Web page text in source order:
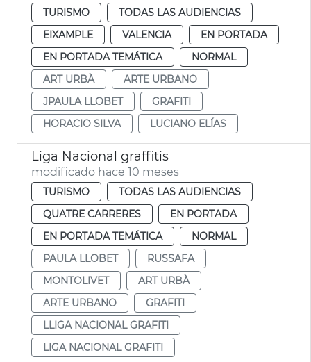
TURISMO
TODAS LAS AUDIENCIAS
EIXAMPLE
VALENCIA
EN PORTADA
EN PORTADA TEMÁTICA
NORMAL
ART URBÀ
ARTE URBANO
JPAULA LLOBET
GRAFITI
HORACIO SILVA
LUCIANO ELÍAS
Liga Nacional graffitis
modificado hace 10 meses
TURISMO
TODAS LAS AUDIENCIAS
QUATRE CARRERES
EN PORTADA
EN PORTADA TEMÁTICA
NORMAL
PAULA LLOBET
RUSSAFA
MONTOLIVET
ART URBÀ
ARTE URBANO
GRAFITI
LLIGA NACIONAL GRAFITI
LIGA NACIONAL GRAFITI